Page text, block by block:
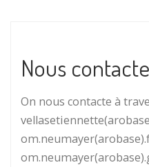
Nous
On nous contacte à